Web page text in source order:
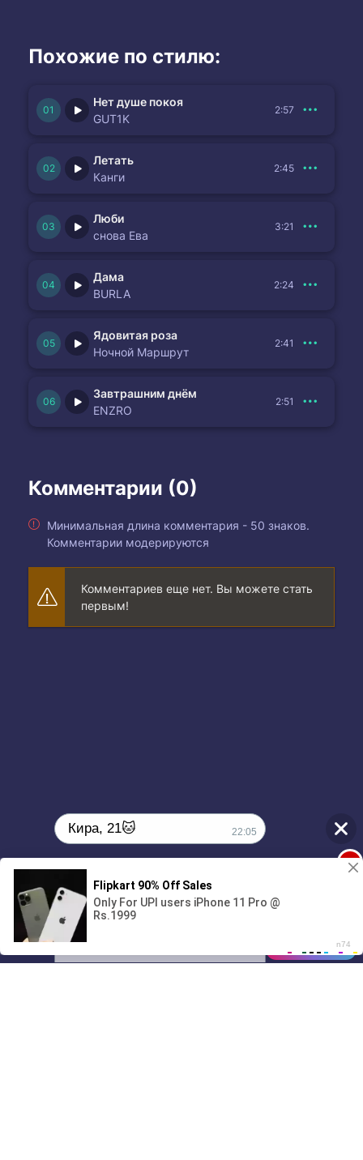
Похожие по стилю:
Нет душе покоя
GUT1K
2:57
Летать
Канги
2:45
Люби
снова Ева
3:21
Дама
BURLA
2:24
Ядовитая роза
Ночной Маршрут
2:41
Завтрашним днём
ENZRO
2:51
Комментарии (0)
Минимальная длина комментария - 50 знаков.
Комментарии модерируются
Комментариев еще нет. Вы можете стать
первым!
01/07
00:00
Кира, 21🐱 22:05
Поиграешь со мной? 💖🐾
1